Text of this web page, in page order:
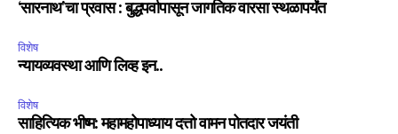
‘सारनाथ’चा प्रवास : बुद्धपर्वापासून जागतिक वारसा स्थळापर्यंत
विशेष
न्यायव्यवस्था आणि लिव्ह इन..
विशेष
साहित्यिक भीष्म: महामहोपाध्याय दत्तो वामन पोतदार जयंती